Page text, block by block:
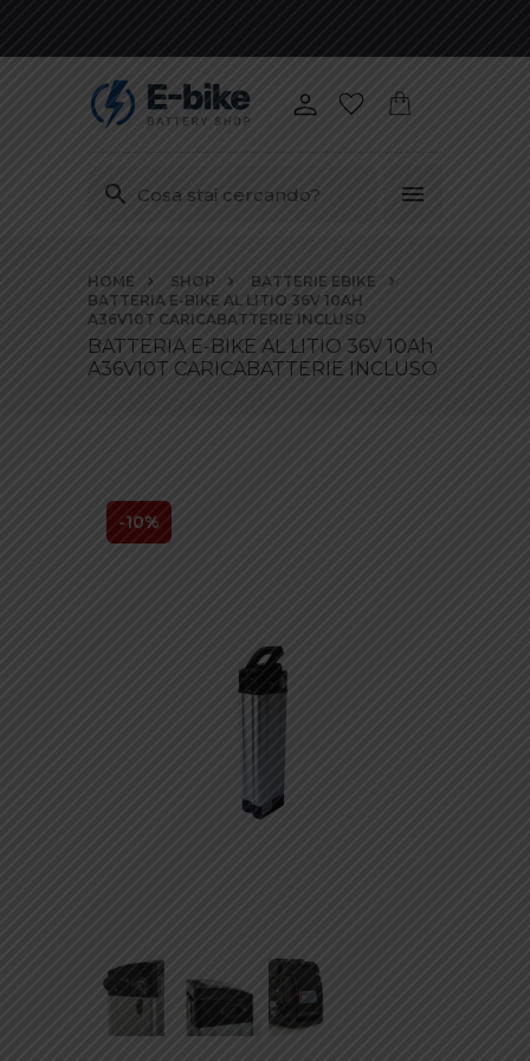
contenuti
HOME SHOP
BATTERIE EBIKE
BATTERIA E-BIKE AL LITIO 36V 10AH
A36V10T CARICABATTERIE INCLUSO
BATTERIA E-BIKE AL LITIO 36V 10Ah
A36V10T CARICABATTERIE INCLUSO
-10%